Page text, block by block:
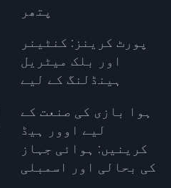
پتھر
پورٹ کرینز: کنٹینر
اور بلک میٹریل
ہینڈلنگ کے لیے
ہوا بازی کی صنعت کے
لیے اوور ہیڈ
کرینیں: ہوائی جہاز
کی بحالی اور اسمبلی